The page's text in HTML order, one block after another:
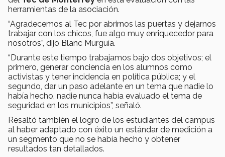
herramientas de la asociación.
“Agradecemos al Tec por abrirnos las puertas y dejarnos
trabajar con los chicos, fue algo muy enriquecedor para
nosotros”, dijo Blanc Murguía.
“Durante este tiempo trabajamos bajo dos objetivos; el
primero, generar conciencia en los alumnos como
activistas y tener incidencia en política pública; y el
segundo, dar un paso adelante en un tema que nadie lo
había hecho, nadie nunca había evaluado el tema de
seguridad en los municipios”, señaló.
Resaltó también el logro de los estudiantes del campus
al haber adaptado con éxito un estándar de medición a
un segmento que no se había hecho y obtener
resultados tan detallados.